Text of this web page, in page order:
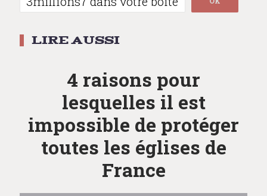
Post
4 raisons pour
lesquelles il est
impossible de protéger
toutes les églises de
France